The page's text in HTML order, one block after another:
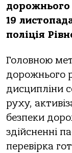
дорожнього
19
поліція
Головною
дорожнього
дисципліни
руху,
безпеки
здійсненні
перевірка